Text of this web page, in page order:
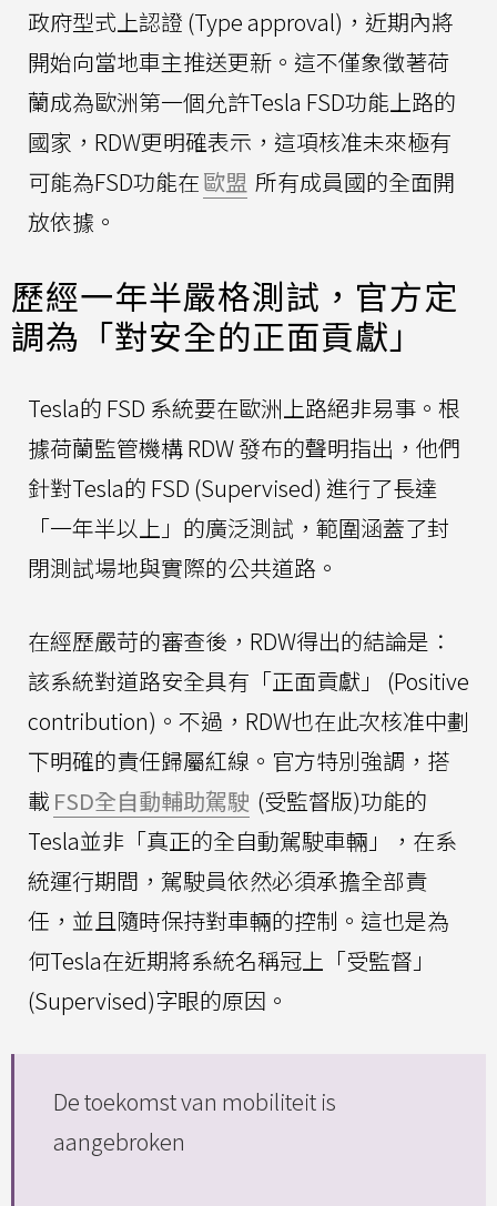
政府型式上認證 (Type approval)，近期內將
開始向當地車主推送更新。這不僅象徵著荷
蘭成為歐洲第一個允許Tesla FSD功能上路的
國家，RDW更明確表示，這項核准未來極有
可能為FSD功能在歐盟 所有成員國的全面開
放依據。
歷經一年半嚴格測試，官方定
調為「對安全的正面貢獻」
Tesla的 FSD 系統要在歐洲上路絕非易事。根
據荷蘭監管機構 RDW 發布的聲明指出，他們
針對Tesla的 FSD (Supervised) 進行了長達
「一年半以上」的廣泛測試，範圍涵蓋了封
閉測試場地與實際的公共道路。
在經歷嚴苛的審查後，RDW得出的結論是：
該系統對道路安全具有「正面貢獻」 (Positive
contribution)。不過，RDW也在此次核准中劃
下明確的責任歸屬紅線。官方特別強調，搭
載 FSD全自動輔助駕駛 (受監督版)功能的
Tesla並非「真正的全自動駕駛車輛」，在系
統運行期間，駕駛員依然必須承擔全部責
任，並且隨時保持對車輛的控制。這也是為
何Tesla在近期將系統名稱冠上「受監督」
(Supervised)字眼的原因。
De toekomst van mobiliteit is
aangebroken